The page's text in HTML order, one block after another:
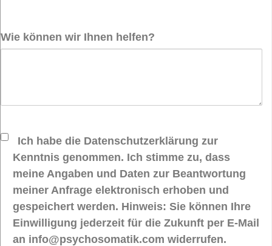
Wie können wir Ihnen helfen?
Ich habe die Datenschutzerklärung zur
Kenntnis genommen. Ich stimme zu, dass
meine Angaben und Daten zur Beantwortung
meiner Anfrage elektronisch erhoben und
gespeichert werden. Hinweis: Sie können Ihre
Einwilligung jederzeit für die Zukunft per E-Mail
an info@psychosomatik.com widerrufen.